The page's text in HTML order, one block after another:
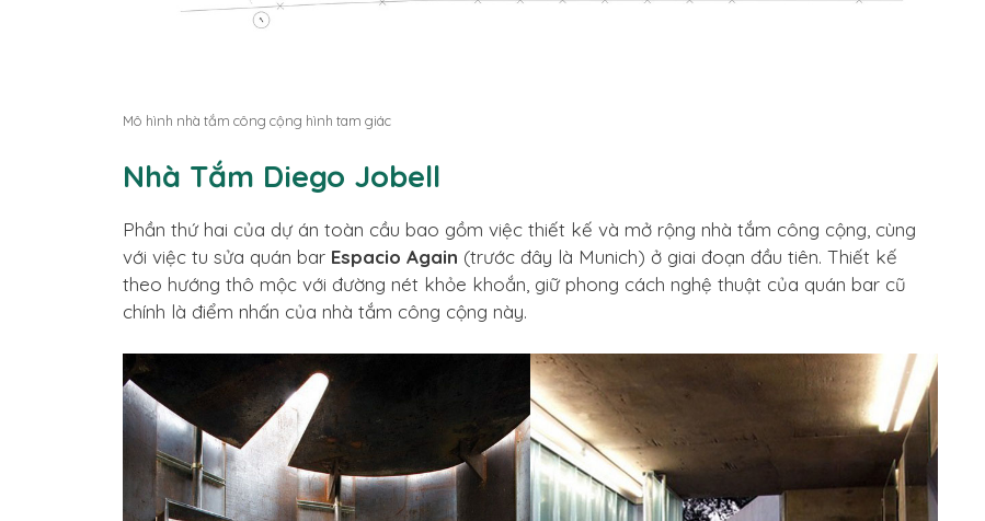
Mô hình nhà tắm công cộng hình tam giác
Nhà Tắm Diego Jobell
Phần thứ hai của dự án toàn cầu bao gồm việc thiết kế và mở rộng nhà tắm công cộng, cùng
với việc tu sửa quán bar Espacio Again (trước đây là Munich) ở giai đoạn đầu tiên. Thiết kế
theo hướng thô mộc với đường nét khỏe khoắn, giữ phong cách nghệ thuật của quán bar cũ
chính là điểm nhấn của nhà tắm công cộng này.